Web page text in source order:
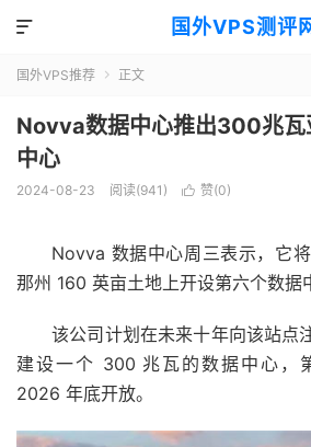
国外VPS测评

国外VPS推荐  正文
Novva数据中心推出300兆瓦
中心
2024-08-23 阅读(941)  赞(0)
Novva 数据中心周三表示，它
那州 160 英亩土地上开设第六个数据
该公司计划在未来十年向该站点
建设一个 300 兆瓦的数据中心，
2026 年底开放。